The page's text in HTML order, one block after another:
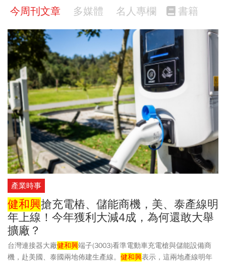
今周刊文章 多媒體 名人專欄 書籍
產業時事
健和興搶充電樁、儲能商機，美、泰產線明
年上線！今年獲利大減4成，為何還敢大舉
擴廠？
台灣連接器大廠健和興端子(3003)看準電動車充電槍與儲能設備商
機，赴美國、泰國兩地佈建生產線。 健和興表示，這兩地產線明年